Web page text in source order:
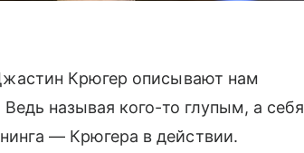
Крюгер описывают нам
называя кого-то глупым, а себя
— Крюгера в действии.